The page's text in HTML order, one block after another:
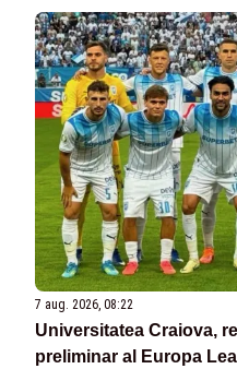
7 aug. 2026, 08:22
Universitatea Craiova,
preliminar al Europa